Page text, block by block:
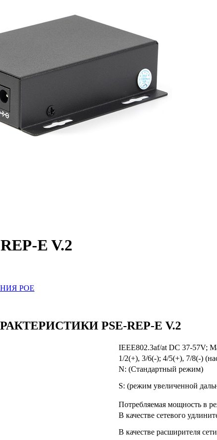
E V.2
POE
PSE-REP-E V.2
IEEE802.3af/at DC 37-57V;
1/2(+), 3/6(-); 4/5(+), 7/8(-)
N: (Стандартный режим)
S: (режим увеличенной
Потребляемая мощность в
В качестве сетевого
В качестве расширителя